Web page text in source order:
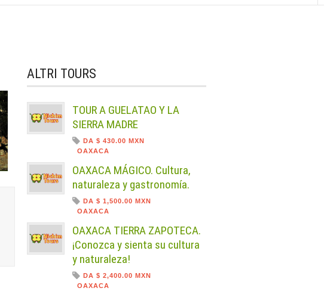
ALTRI TOURS
TOUR A GUELATAO Y LA
SIERRA MADRE
DA $ 430.00 MXN
OAXACA
OAXACA MÁGICO. Cultura,
naturaleza y gastronomía.
DA $ 1,500.00 MXN
OAXACA
OAXACA TIERRA ZAPOTECA.
¡Conozca y sienta su cultura
y naturaleza!
DA $ 2,400.00 MXN
OAXACA